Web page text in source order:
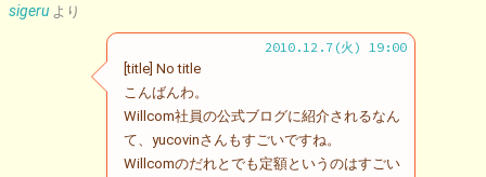
sigeru より
2010.12.7(火) 19:00
[title] No title
こんばんわ。
Willcom社員の公式ブログに紹介されるなん
て、yucovinさんもすごいですね。
Willcomのだれとでも定額というのはすごい